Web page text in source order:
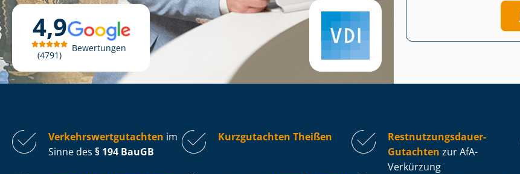
4,9
4791
Bewertungen
Ver­kehrs­wert­gut­ach­ten im
Sinne des § 194 BauGB
Kurzgutachten Theißen
Rest­nut­zungs­dau­er-
Gutachten zur AfA-
Verkürzung